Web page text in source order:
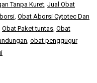
Tanpa Kuret, Jual Obat
, Obat Aborsi Cytotec Dan
Obat Paket tuntas, Obat
, obat penggugur